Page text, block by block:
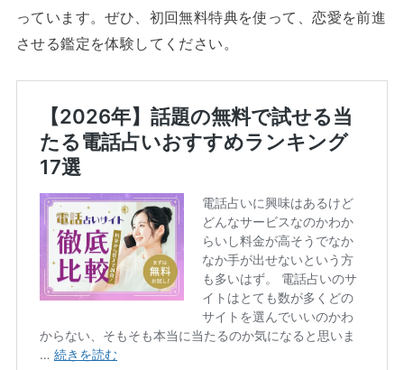
っています。ぜひ、初回無料特典を使って、恋愛を前進
させる鑑定を体験してください。